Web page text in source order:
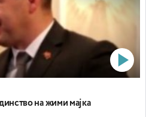
на жими мајка